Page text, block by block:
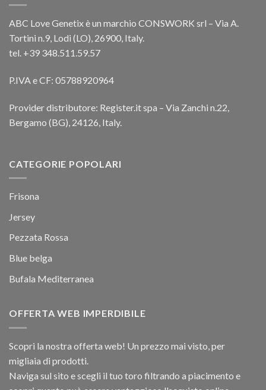
ABC Love Genetix è un marchio CONSWORK srl – Via A.
Tortini n.9, Lodi (LO), 26900, Italy.
tel. +39 348.511.59.57
P.IVA e CF: 05788920964
Provider distributore: Register.it spa – Via Zanchi n.22,
Bergamo (BG), 24126, Italy.
CATEGORIE POPOLARI
Frisona
Jersey
Pezzata Rossa
Blue belga
Bufala Mediterranea
OFFERTA WEB IMPERDIBILE
Scopri la nostra offerta web! Un prezzo mai visto, per
migliaia di prodotti.
Naviga sul sito e scegli il tuo toro filtrando a piacimento e